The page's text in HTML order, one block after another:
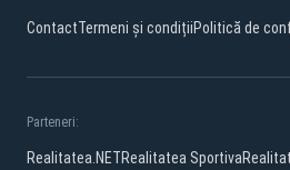
ContactTermeni și condițiiPolitică de
Parteneri:
Realitatea.NETRealitatea Sportiva